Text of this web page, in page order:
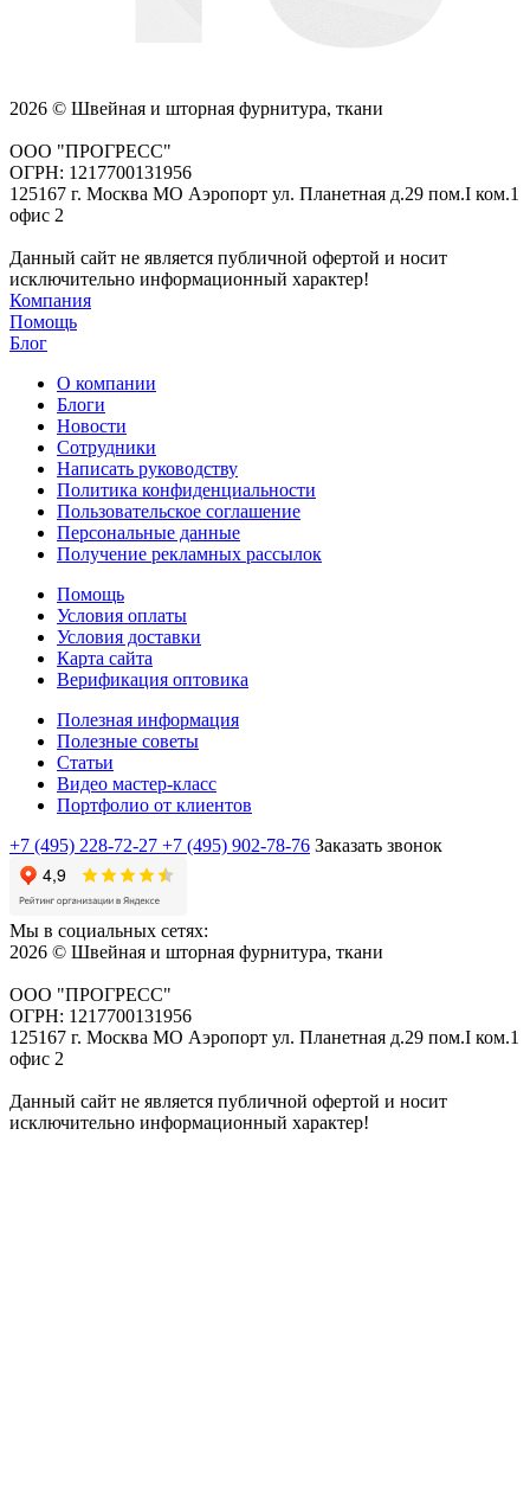
2026 © Швейная и шторная фурнитура, ткани
ООО "ПРОГРЕСС"
ОГРН: 1217700131956
125167 г. Москва МО Аэропорт ул. Планетная д.29 пом.I ком.1
офис 2
Данный сайт не является публичной офертой и носит
исключительно информационный характер!
Компания
Помощь
Блог
О компании
Блоги
Новости
Сотрудники
Написать руководству
Политика конфиденциальности
Пользовательское соглашение
Персональные данные
Получение рекламных рассылок
Помощь
Условия оплаты
Условия доставки
Карта сайта
Верификация оптовика
Полезная информация
Полезные советы
Статьи
Видео мастер-класс
Портфолио от клиентов
+7 (495) 228-72-27 +7 (495) 902-78-76 Заказать звонок
Мы в социальных сетях:
2026 © Швейная и шторная фурнитура, ткани
ООО "ПРОГРЕСС"
ОГРН: 1217700131956
125167 г. Москва МО Аэропорт ул. Планетная д.29 пом.I ком.1
офис 2
Данный сайт не является публичной офертой и носит
исключительно информационный характер!